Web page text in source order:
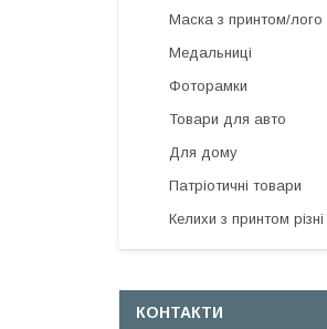
Маска з принтом/лого
Медальниці
Фоторамки
Товари для авто
Для дому
Патріотичні товари
Келихи з принтом
КОНТАКТИ